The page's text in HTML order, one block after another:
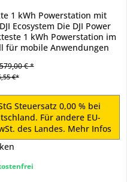
1 kWh Powerstation mit
Ecosystem Die DJI Power
1 kWh Powerstation im
für mobile Anwendungen
€ *
€*
Steuersatz 0,00 % bei
Für andere EU-
des Landes. Mehr Infos